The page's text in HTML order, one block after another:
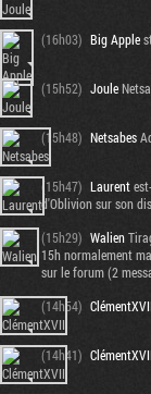
(16h03) Big Apple
(15h52) Joule
(15h48) Netsabes
(15h47) Laurent
d'Oblivion sur son
(15h29) Walien
15h normalement
sur le forum (2
(14h54)
(14h41) ClémentXVII